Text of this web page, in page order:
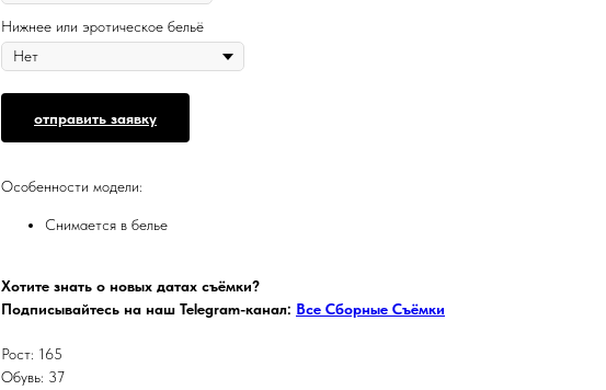
Нижнее или эротическое бельё
отправить заявку
Особенности модели:
Снимается в белье
Хотите знать о новых датах съёмки?
Подписывайтесь на наш Telegram-канал: Все Сборные Съёмки
Рост: 165
Обувь: 37